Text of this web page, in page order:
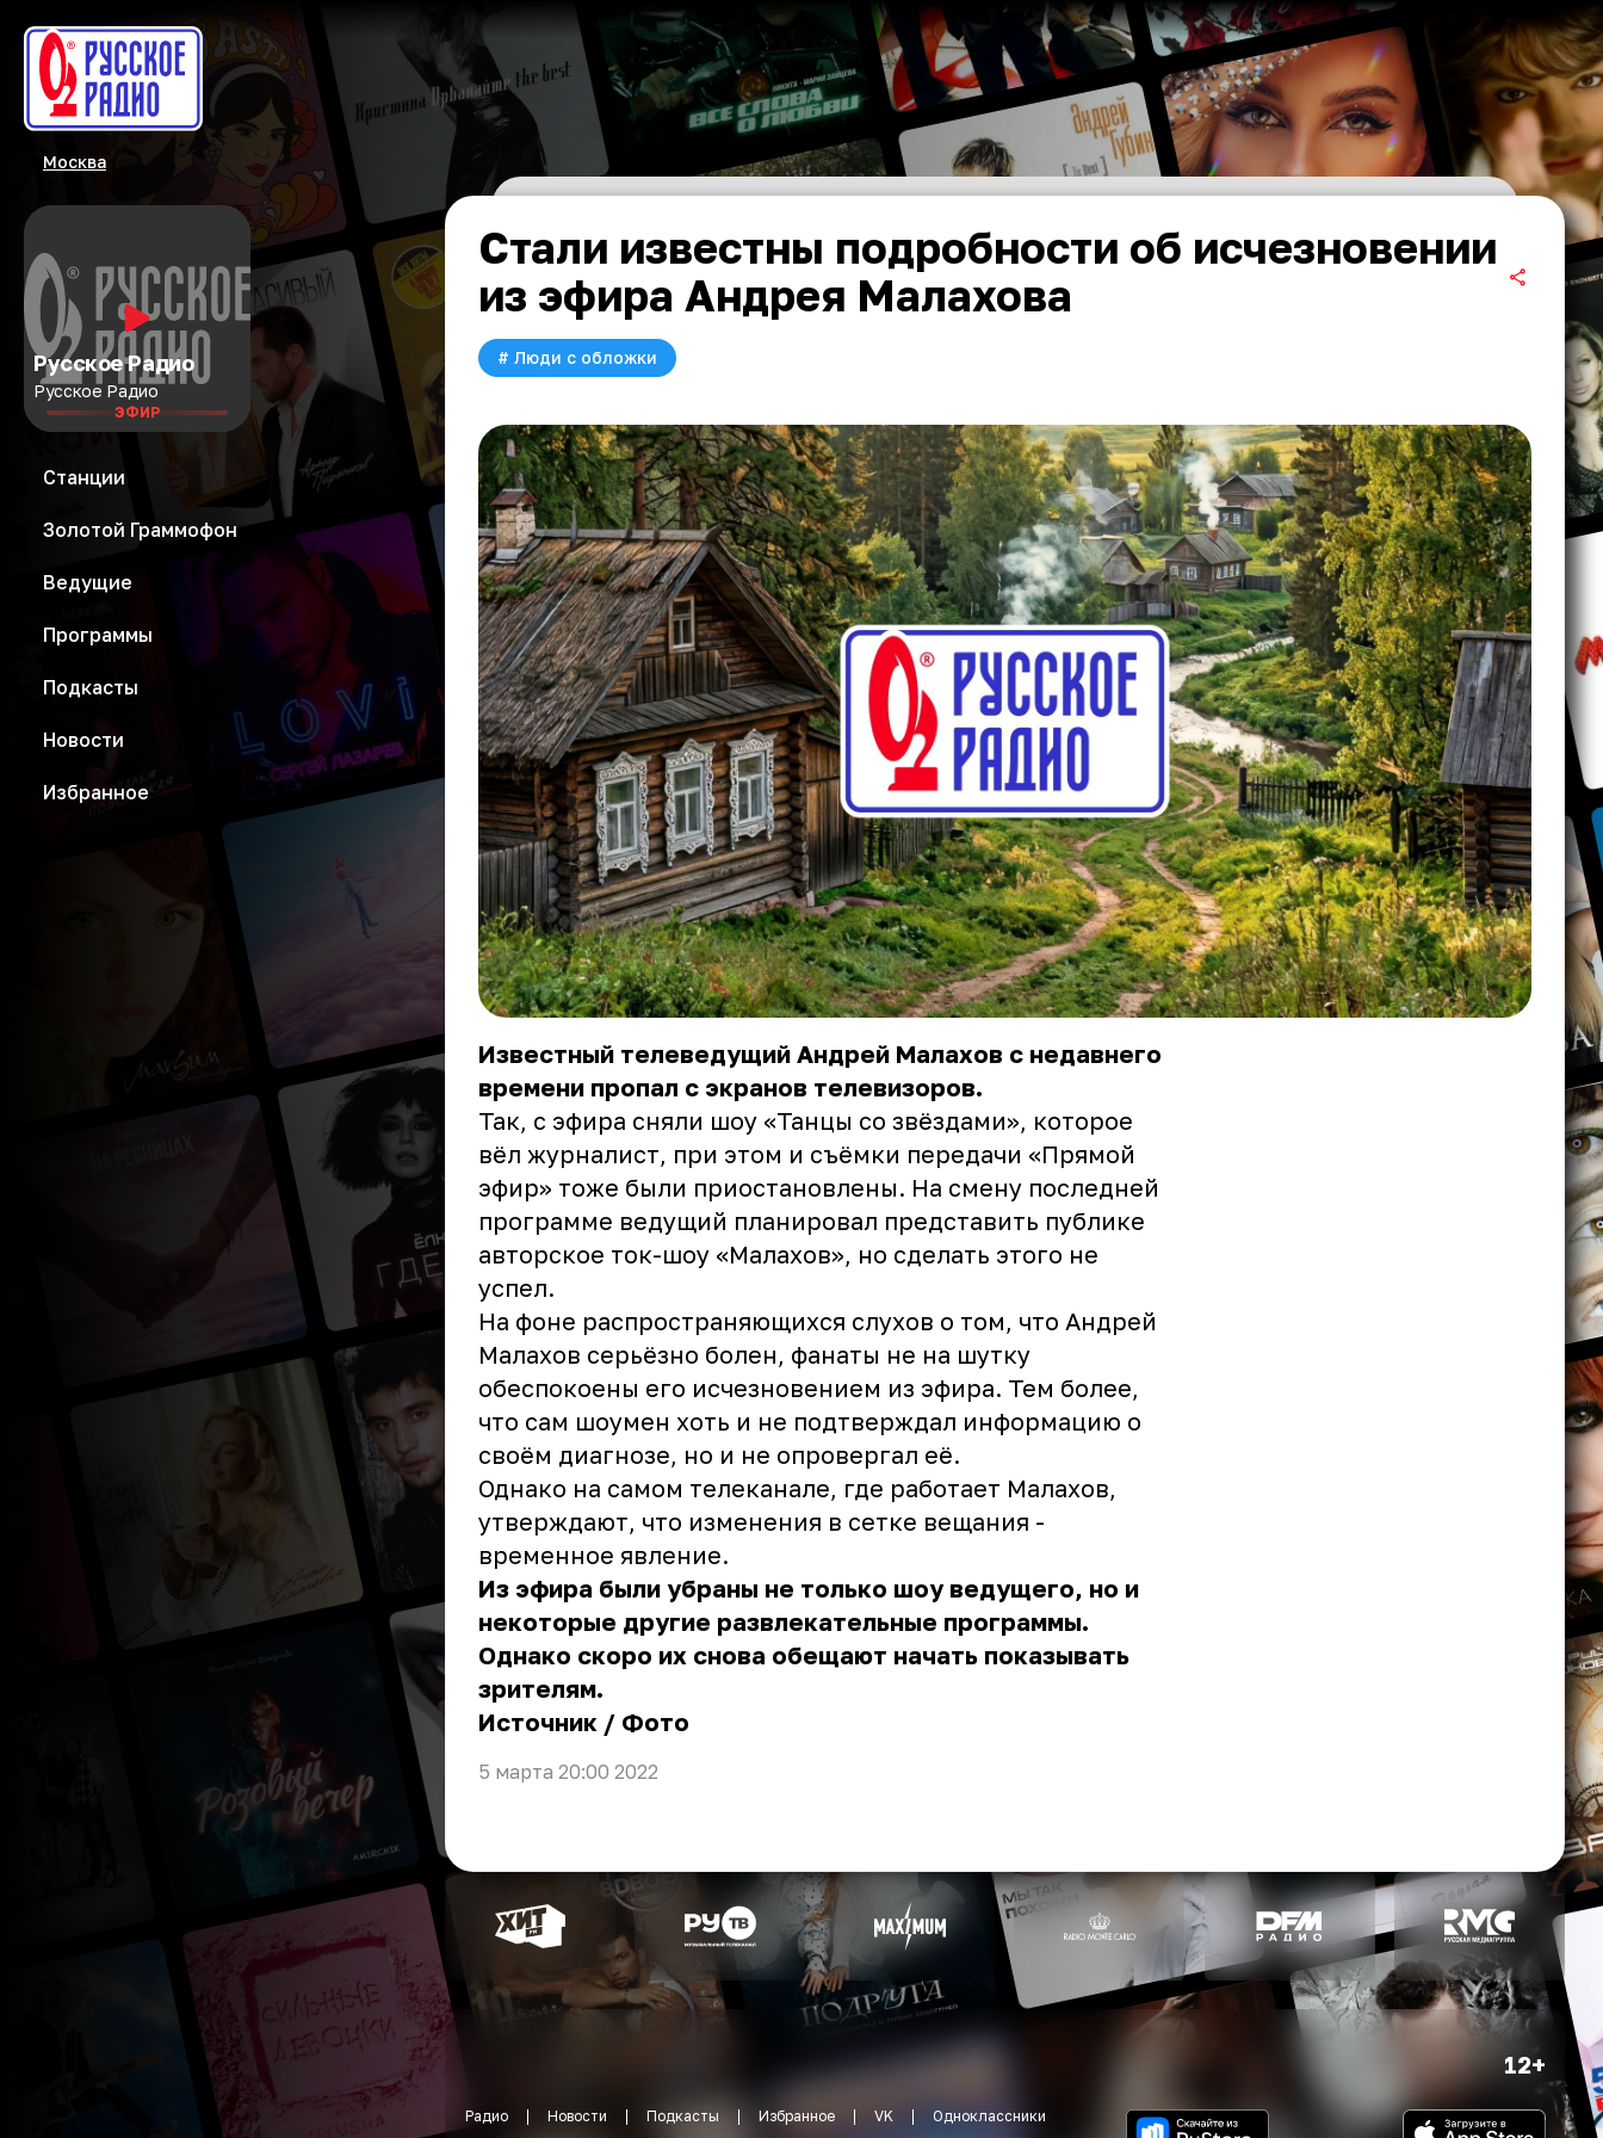
Москва
Русское Радио
Русское Радио
ЭФИР
Станции
Золотой Граммофон
Ведущие
Программы
Подкасты
Новости
Избранное
Стали известны подробности об исчезновении
из эфира Андрея Малахова
# Люди с обложки
Известный телеведущий Андрей Малахов с недавнего
времени пропал с экранов телевизоров.
Так, с эфира сняли шоу «Танцы со звёздами», которое
вёл журналист, при этом и съёмки передачи «Прямой
эфир» тоже были приостановлены. На смену последней
программе ведущий планировал представить публике
авторское ток-шоу «Малахов», но сделать этого не
успел.
На фоне распространяющихся слухов о том, что Андрей
Малахов серьёзно болен, фанаты не на шутку
обеспокоены его исчезновением из эфира. Тем более,
что сам шоумен хоть и не подтверждал информацию о
своём диагнозе, но и не опровергал её.
Однако на самом телеканале, где работает Малахов,
утверждают, что изменения в сетке вещания -
временное явление.
Из эфира были убраны не только шоу ведущего, но и
некоторые другие развлекательные программы.
Однако скоро их снова обещают начать показывать
зрителям.
Источник / Фото
5 марта 20:00 2022
12+
Радио Новости Подкасты Избранное VK Одноклассники